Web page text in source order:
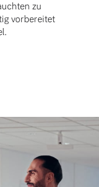
zu
vorbereitet